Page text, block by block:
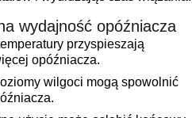
wydajność opóźniacza
przyspieszają
opóźniacza.
wilgoci mogą spowolnić